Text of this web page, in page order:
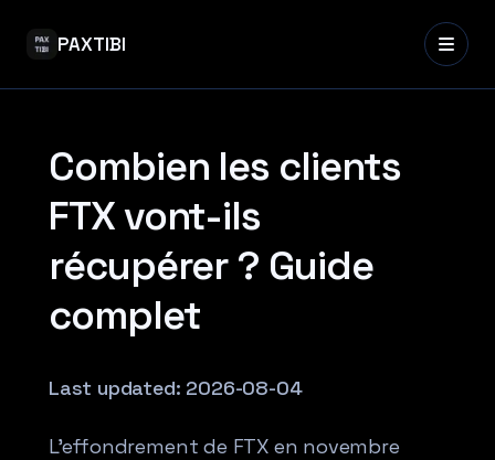
PAXTIBI
Combien les clients
FTX vont-ils
récupérer ? Guide
complet
Last updated: 2026-08-04
L’effondrement de FTX en novembre